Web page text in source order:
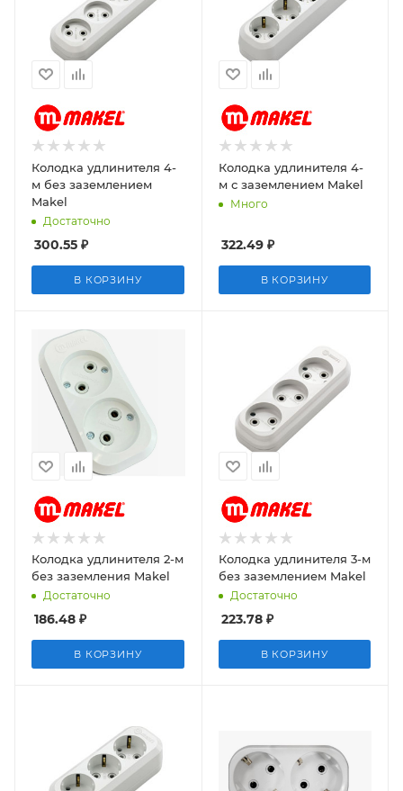
Колодка удлинителя 4-
м без заземлением
Makel
Достаточно
300.55 ₽
В КОРЗИНУ
Колодка удлинителя 4-
м с заземлением Makel
Много
322.49₽
В КОРЗИНУ
Колодка удлинителя 2-м
без заземления Makel
Достаточно
186.48 ₽
В КОРЗИНУ
Колодка удлинителя 3-м
без заземлением Makel
Достаточно
223.78₽
В КОРЗИНУ